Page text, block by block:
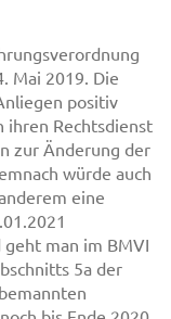
Mai 2019. Die
positiv
ihren Rechtsdienst
zur Änderung der
würde auch
eine
man im BMVI
5a der